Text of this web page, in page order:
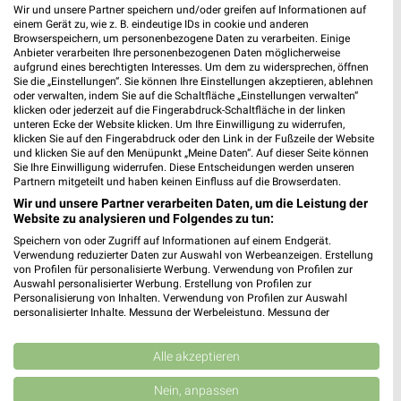
MEHR PROSPEKTE
Wir und unsere Partner speichern und/oder greifen auf Informationen auf
einem Gerät zu, wie z. B. eindeutige IDs in cookie und anderen
Browserspeichern, um personenbezogene Daten zu verarbeiten. Einige
Anbieter verarbeiten Ihre personenbezogenen Daten möglicherweise
aufgrund eines berechtigten Interesses. Um dem zu widersprechen, öffnen
Sie die „Einstellungen“. Sie können Ihre Einstellungen akzeptieren, ablehnen
oder verwalten, indem Sie auf die Schaltfläche „Einstellungen verwalten“
klicken oder jederzeit auf die Fingerabdruck-Schaltfläche in der linken
unteren Ecke der Website klicken. Um Ihre Einwilligung zu widerrufen,
klicken Sie auf den Fingerabdruck oder den Link in der Fußzeile der Website
und klicken Sie auf den Menüpunkt „Meine Daten“. Auf dieser Seite können
Sie Ihre Einwilligung widerrufen. Diese Entscheidungen werden unseren
Partnern mitgeteilt und haben keinen Einfluss auf die Browserdaten.
Wir und unsere Partner verarbeiten Daten, um die Leistung der
Website zu analysieren und Folgendes zu tun:
Speichern von oder Zugriff auf Informationen auf einem Endgerät.
Verwendung reduzierter Daten zur Auswahl von Werbeanzeigen. Erstellung
von Profilen für personalisierte Werbung. Verwendung von Profilen zur
Auswahl personalisierter Werbung. Erstellung von Profilen zur
Personalisierung von Inhalten. Verwendung von Profilen zur Auswahl
personalisierter Inhalte. Messung der Werbeleistung. Messung der
Kombinationen von Daten aus verschiedenen Quellen. Entwicklung und
Verbesserung der Angebote. Verwendung reduzierter Daten zur Auswahl
von Inhalten.
Daten können außerhalb der Europäischen Union weitergegeben und in die
Alle akzeptieren
Nein, anpassen